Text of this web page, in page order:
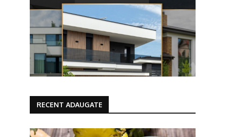
RECENT ADAUGATE